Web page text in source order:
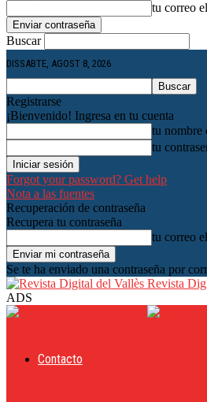
tu correo
Buscar
DISSABTE, AGOST 8, 2026
Registrarse
¡Bienvenido! Ingresa en tu cuenta
tu nombre
tu
Forgot your password? Get help
Nota a las fuentes
Recuperación de contraseña
Recupera tu contraseña
tu correo
Se te ha enviado una contraseña por
Revista
ADS
Contacto